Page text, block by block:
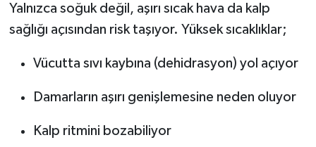
Yalnızca soğuk değil, aşırı sıcak hava da kalp
sağlığı açısından risk taşıyor. Yüksek sıcaklıklar;
Vücutta sıvı kaybına (dehidrasyon) yol açıyor
Damarların aşırı genişlemesine neden oluyor
Kalp ritmini bozabiliyor